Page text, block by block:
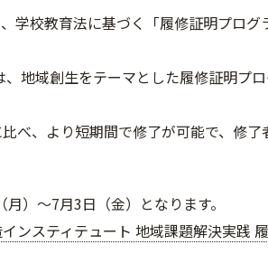
学校教育法に基づく「履修証明プログ
、地域創生をテーマとした履修証明プ
べ、より短期間で修了が可能で、修
）～7月3日（金）となります。
ンスティテュート 地域課題解決実践